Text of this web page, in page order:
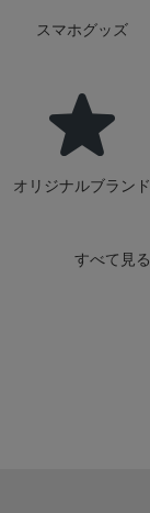
スマホグッズ
オリジナルブランド
すべて見る